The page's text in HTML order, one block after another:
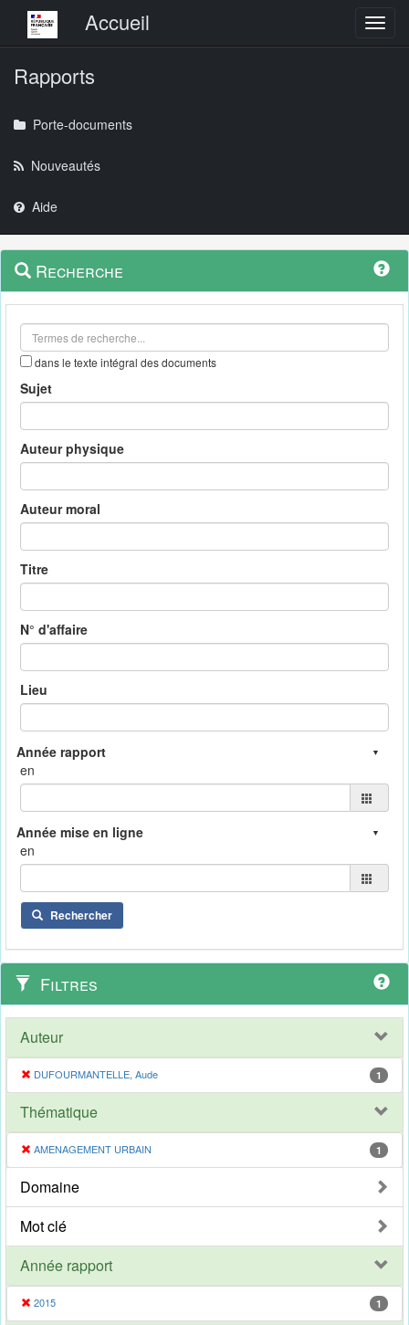
Menu principalAccueil
Rapports
Porte-documents
Nouveautés
Aide
Navigation
outils
Menu
contextuel
Recherche
dans le texte intégral des documents
Sujet
Auteur physique
Auteur moral
Titre
N° d'affaire
Lieu
en
en
Rechercher
Filtres
Auteur
DUFOURMANTELLE, Aude 1
Thématique
AMENAGEMENT URBAIN 1
Domaine
Mot clé
Année rapport
2015 1